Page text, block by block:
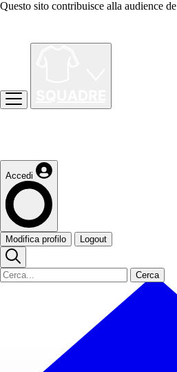
Questo sito contribuisce alla audience de
Accedi
Modifica profilo Logout
Cerca